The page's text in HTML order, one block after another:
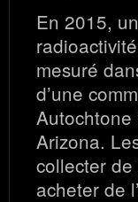
En 2015,
mesuré
d’une
Arizona.
collecter de
acheter de